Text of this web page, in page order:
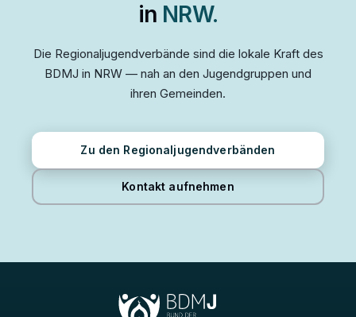
in NRW.
Die Regionaljugendverbände sind die lokale Kraft des
BDMJ in NRW — nah an den Jugendgruppen und
ihren Gemeinden.
Zu den Regionaljugendverbänden
Kontakt aufnehmen